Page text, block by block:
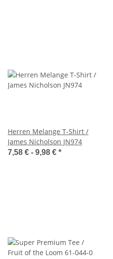
Herren Melange T-Shirt /
James Nicholson JN974
7,58 € - 9,98 € *